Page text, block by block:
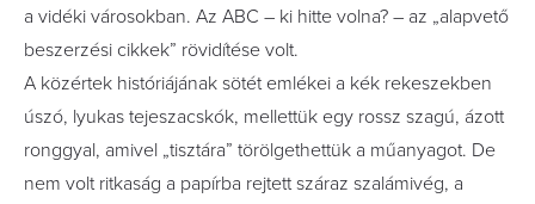
a vidéki városokban. Az ABC – ki hitte volna? – az „alapvető
beszerzési cikkek” rövidítése volt.
A közértek históriájának sötét emlékei a kék rekeszekben
úszó, lyukas tejeszacskók, mellettük egy rossz szagú, ázott
ronggyal, amivel „tisztára” törölgethettük a műanyagot. De
nem volt ritkaság a papírba rejtett száraz szalámivég, a